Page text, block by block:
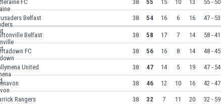
FC 38 55 15 10 13 55 - 50
Belfast 38 54 16 6 16 47 - 53
Belfast 38 58 17 7 14 58 - 41
FC 38 56 16 8 14 48 - 45
United 38 47 14 5 19 47 - 54
38 46 12 10 16 42 - 47
Rangers 38 32 7 11 20 32 - 59